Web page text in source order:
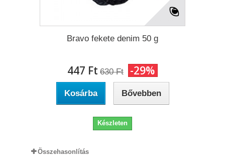
Bravo fekete denim 50 g
447 Ft‎ 630 Ft‎ -29%
Kosárba Bővebben
Készleten
Összehasonlítás